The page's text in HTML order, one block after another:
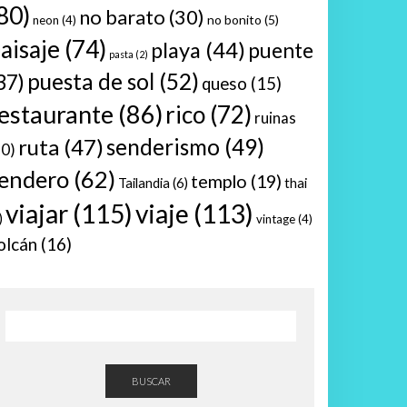
neon (4) no barato (30) no bonito (5)
(74) pasta (2) playa (44) puente
puesta de sol (52) queso (15)
(86)rico (72) ruinas
ruta (47)senderismo (49)
(62) Tailandia (6) templo (19) thai
viajar (115)viaje (113) vintage(4)
(16)
BUSCAR